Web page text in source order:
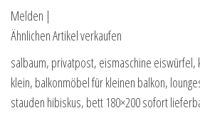
Melden |
Ähnlichen Artikel verkaufen
salbaum, privatpost, eismaschine
klein, balkonmöbel für kleinen balkon,
stauden hibiskus, bett 180×200 sofort